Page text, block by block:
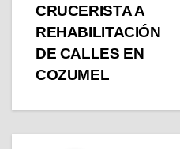
CRUCERISTA A
REHABILITACIÓN
DE CALLES EN
COZUMEL